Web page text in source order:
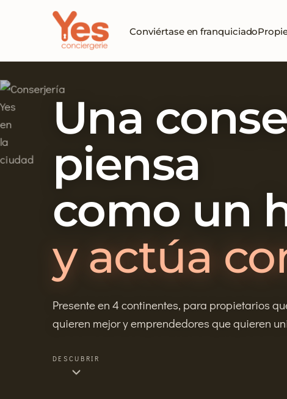
Conviértase en franquiciado
Una
piensa
como un
y actúa
Presente en 4 continentes, para propietarios
quieren mejor y emprendedores que quieren
DESCUBRIR